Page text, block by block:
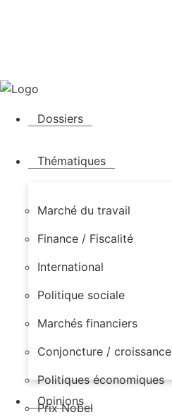
Dossiers
Thématiques
Marché du travail
Finance / Fiscalité
International
Politique sociale
Marchés financiers
Conjoncture / croissance
Politiques économiques
Prix Nobel
Opinions